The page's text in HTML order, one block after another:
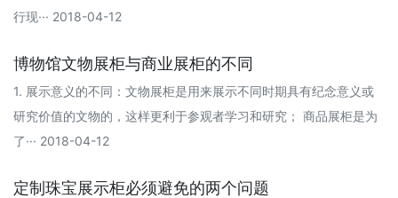
行现··· 2018-04-12
博物馆文物展柜与商业展柜的不同
1. 展示意义的不同：文物展柜是用来展示不同时期具有纪念意义或
研究价值的文物的，这样更利于参观者学习和研究； 商品展柜是为
了··· 2018-04-12
定制珠宝展示柜必须避免的两个问题